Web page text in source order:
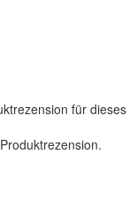
für dieses
.